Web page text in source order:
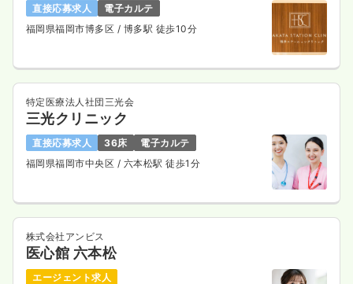
直接応募求人
電子カルテ
福岡県福岡市博多区 / 博多駅 徒歩10分
特定医療法人社団三光会
三光クリニック
直接応募求人 36床
電子カルテ
福岡県福岡市中央区 / 六本松駅 徒歩1分
株式会社アンビス
医心館 六本松
エージェント求人